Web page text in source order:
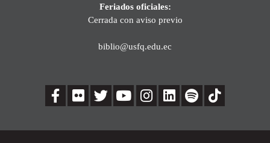
Feriados oficiales:
Cerrada con aviso previo
biblio@usfq.edu.ec